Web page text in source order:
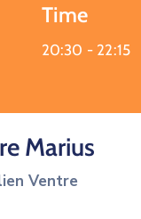
Time
20:30 - 22:15
Marius
Ventre